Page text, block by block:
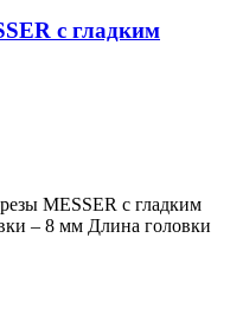
с гладким
MESSER с гладким
– 8 мм Длина головки